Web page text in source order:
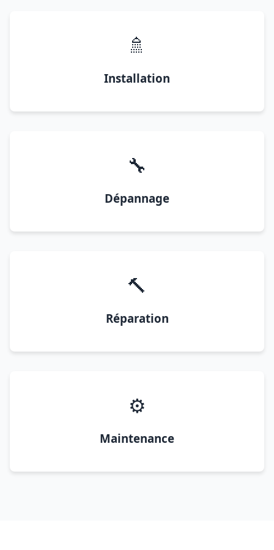
🚿
Installation
🔧
Dépannage
🔨
Réparation
⚙️
Maintenance